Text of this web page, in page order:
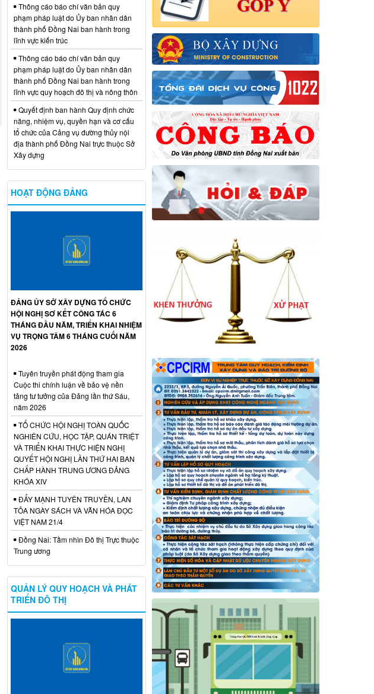
Thông cáo báo chí văn bản quy
phạm pháp luật do Ủy ban nhân dân
thành phố Đồng Nai ban hành trong
lĩnh vực kiến trúc
Thông cáo báo chí văn bản quy
phạm pháp luật do Ủy ban nhân dân
thành phố Đồng Nai ban hành trong
lĩnh vực quy hoạch đô thị và nông thôn
Quyết định ban hành Quy định chức
năng, nhiệm vụ, quyền hạn và cơ cấu
tổ chức của Cảng vụ đường thủy nội
địa thành phố Đồng Nai trực thuộc Sở
Xây dựng
HOẠT ĐỘNG ĐẢNG
ĐẢNG ỦY SỞ XÂY DỰNG TỔ CHỨC
HỘI NGHỊ SƠ KẾT CÔNG TÁC 6
THÁNG ĐẦU NĂM, TRIỂN KHAI NHIỆM
VỤ TRỌNG TÂM 6 THÁNG CUỐI NĂM
2026
Tuyên truyền phát động tham gia
Cuộc thi chính luận về bảo vệ nền
tảng tư tưởng của Đảng lần thứ Sáu,
năm 2026
TỔ CHỨC HỘI NGHỊ TOÀN QUỐC
NGHIÊN CỨU, HỌC TẬP, QUÁN TRIỆT
VÀ TRIỂN KHAI THỰC HIỆN NGHỊ
QUYẾT HỘI NGHỊ LẦN THỨ HAI BAN
CHẤP HÀNH TRUNG ƯƠNG ĐẢNG
KHÓA XIV
ĐẨY MẠNH TUYÊN TRUYỀN, LAN
TỎA NGÀY SÁCH VÀ VĂN HÓA ĐỌC
VIỆT NAM 21/4
Đồng Nai: Tầm nhìn Đô thị Trực thuộc
Trung ương
QUẢN LÝ QUY HOẠCH VÀ PHÁT
TRIỂN ĐÔ THỊ